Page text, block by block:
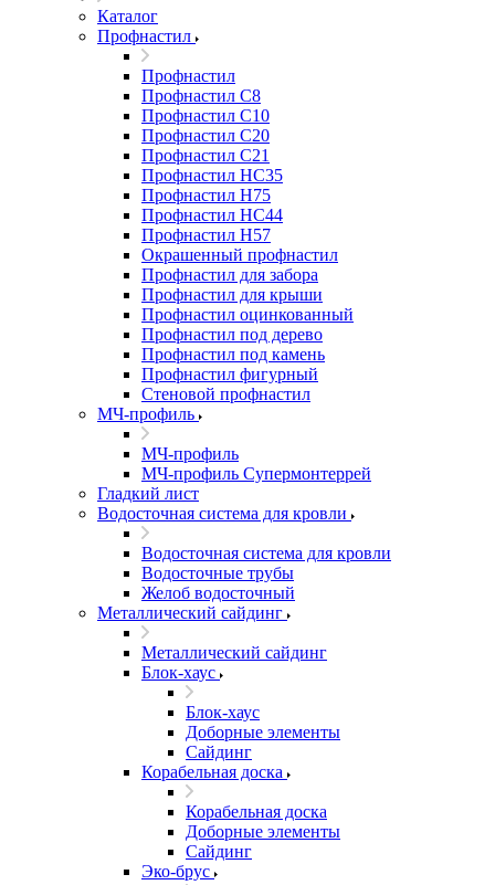
Каталог
Профнастил
Профнастил
Профнастил С8
Профнастил С10
Профнастил С20
Профнастил С21
Профнастил НС35
Профнастил Н75
Профнастил HC44
Профнастил Н57
Окрашенный профнастил
Профнастил для забора
Профнастил для крыши
Профнастил оцинкованный
Профнастил под дерево
Профнастил под камень
Профнастил фигурный
Стеновой профнастил
МЧ-профиль
МЧ-профиль
МЧ-профиль Супермонтеррей
Гладкий лист
Водосточная система для кровли
Водосточная система для кровли
Водосточные трубы
Желоб водосточный
Металлический сайдинг
Металлический сайдинг
Блок-хаус
Блок-хаус
Доборные элементы
Сайдинг
Корабельная доска
Корабельная доска
Доборные элементы
Сайдинг
Эко-брус